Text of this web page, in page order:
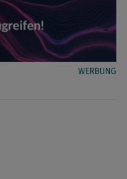
WERBUNG